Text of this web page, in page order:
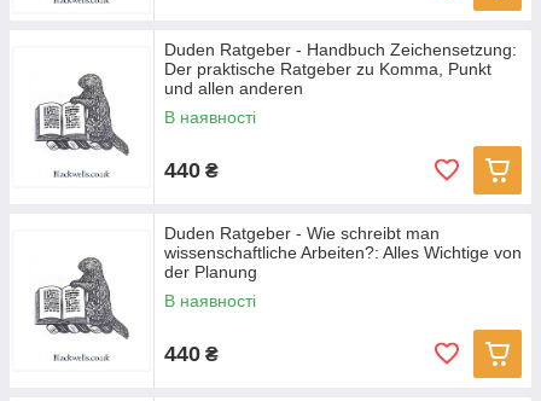
Duden Ratgeber - Handbuch Zeichensetzung:
Der praktische Ratgeber zu Komma, Punkt
und allen anderen
В наявності
440 ₴
Duden Ratgeber - Wie schreibt man
wissenschaftliche Arbeiten?: Alles Wichtige von
der Planung
В наявності
440 ₴